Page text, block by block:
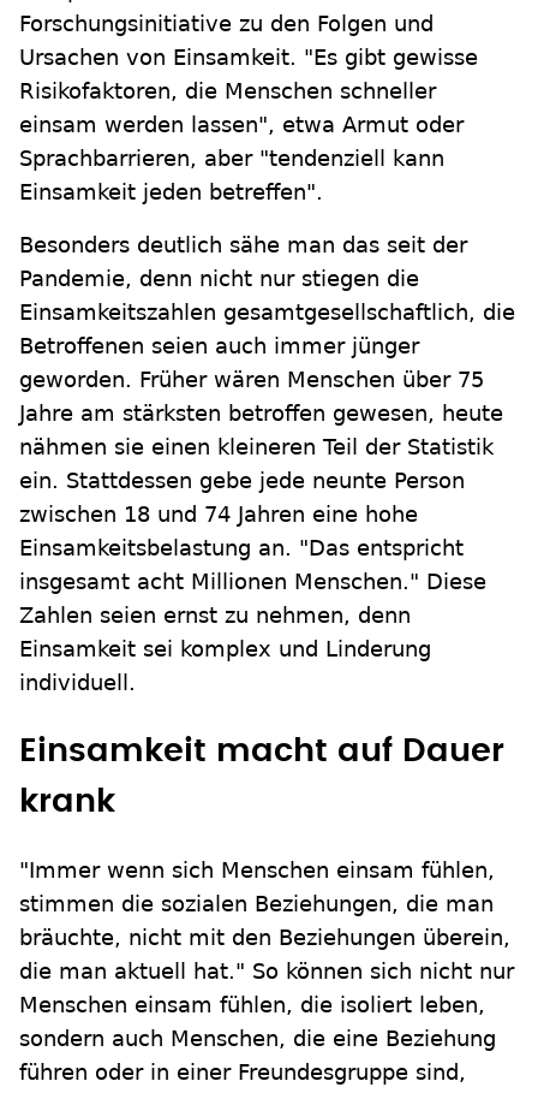
Forschungsinitiative zu den Folgen und
Ursachen von Einsamkeit. "Es gibt gewisse
Risikofaktoren, die Menschen schneller
einsam werden lassen", etwa Armut oder
Sprachbarrieren, aber "tendenziell kann
Einsamkeit jeden betreffen".
Besonders deutlich sähe man das seit der
Pandemie, denn nicht nur stiegen die
Einsamkeitszahlen gesamtgesellschaftlich, die
Betroffenen seien auch immer jünger
geworden. Früher wären Menschen über 75
Jahre am stärksten betroffen gewesen, heute
nähmen sie einen kleineren Teil der Statistik
ein. Stattdessen gebe jede neunte Person
zwischen 18 und 74 Jahren eine hohe
Einsamkeitsbelastung an. "Das entspricht
insgesamt acht Millionen Menschen." Diese
Zahlen seien ernst zu nehmen, denn
Einsamkeit sei komplex und Linderung
individuell.
Einsamkeit macht auf Dauer
krank
"Immer wenn sich Menschen einsam fühlen,
stimmen die sozialen Beziehungen, die man
bräuchte, nicht mit den Beziehungen überein,
die man aktuell hat." So können sich nicht nur
Menschen einsam fühlen, die isoliert leben,
sondern auch Menschen, die eine Beziehung
führen oder in einer Freundesgruppe sind,